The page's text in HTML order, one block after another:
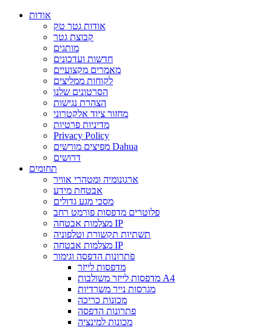
אודות
אודות גטר טק
קבוצת גטר
מותגים
חדשות ועדכונים
מאמרים מקצועיים
לקוחות ממליצים
הסרטונים שלנו
הצהרת נגישות
מחזור ציוד אלקטרוני
מדיניות פרטיות
Privacy Policy
מפיצים מורשים Dahua
דרושים
תחומים
ארגונומיה ומטהרי אוויר
אבטחת מידע
מסכי מגע גדולים
פלוטרים מדפסות פורמט רחב
מצלמות אבטחה IP
תשתיות תקשורת וטלפוניה
מצלמות אבטחה IP
פתרונות הדפסה וגימור
מדפסות לייזר
מדפסות לייזר משולבות A4
מגרסות נייר משרדיות
מכונות כריכה
פתרונות הדפסה
מכונות למינציה